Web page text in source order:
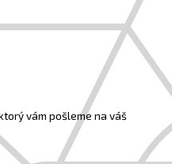
vám pošleme na váš